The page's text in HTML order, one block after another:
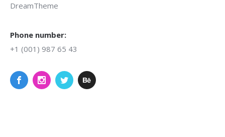
DreamTheme
Phone number:
+1 (001) 987 65 43